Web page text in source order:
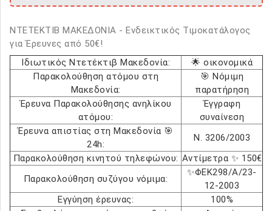
ΝΤΕΤΕΚΤΙΒ ΜΑΚΕΔΟΝΙΑ - Ενδεικτικός Τιμοκατάλογος
για Έρευνες από 50€!
Ιδιωτικός Ντετέκτιβ Μακεδονία:
🌟 οικονομικά
Παρακολούθηση ατόμου στη
Μακεδονία:
🎯 Νόμιμη
παρατήρηση
Έρευνα Παρακολούθησης ανηλίκου
ατόμου:
Έγγραφη
συναίνεση
Έρευνα απιστίας στη Μακεδονία 🎯
24h:
Ν. 3206/2003
Παρακολούθηση κινητού τηλεφώνου: Αντίμετρα ✨ 150€
Παρακολούθηση συζύγου νόμιμα:
✨ΦΕΚ298/Α/23-
12-2003
Εγγύηση έρευνας:
100%